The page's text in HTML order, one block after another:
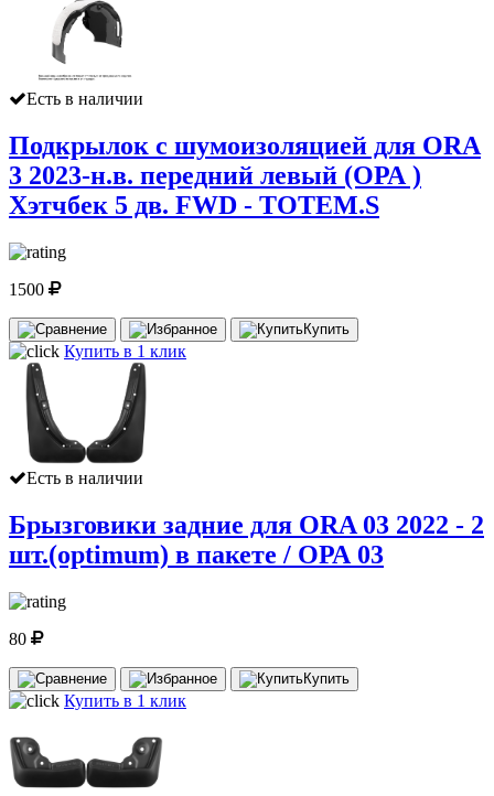
Есть в наличии
Подкрылок с шумоизоляцией для ORA
3 2023-н.в. передний левый (ОРА )
Хэтчбек 5 дв. FWD - TOTEM.S
1500
Купить
Купить в 1 клик
Есть в наличии
Брызговики задние для ORA 03 2022 - 2
шт.(optimum) в пакете / ОРА 03
80
Купить
Купить в 1 клик